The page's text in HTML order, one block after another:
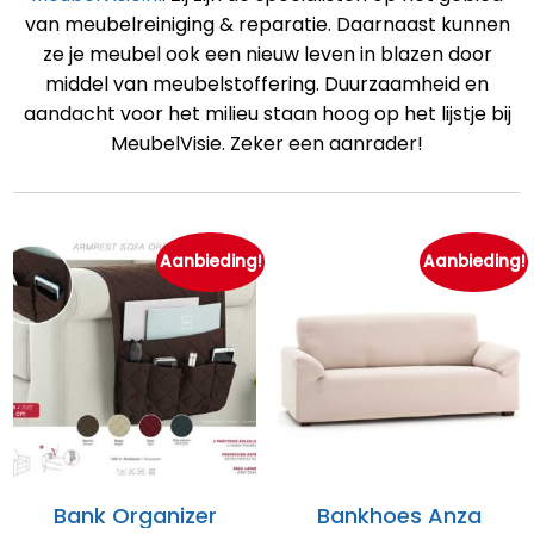
van meubelreiniging & reparatie. Daarnaast kunnen
ze je meubel ook een nieuw leven in blazen door
middel van meubelstoffering. Duurzaamheid en
aandacht voor het milieu staan hoog op het lijstje bij
MeubelVisie. Zeker een aanrader!
Aanbieding!
Bank Organizer
Aanbieding!
Bankhoes Anza